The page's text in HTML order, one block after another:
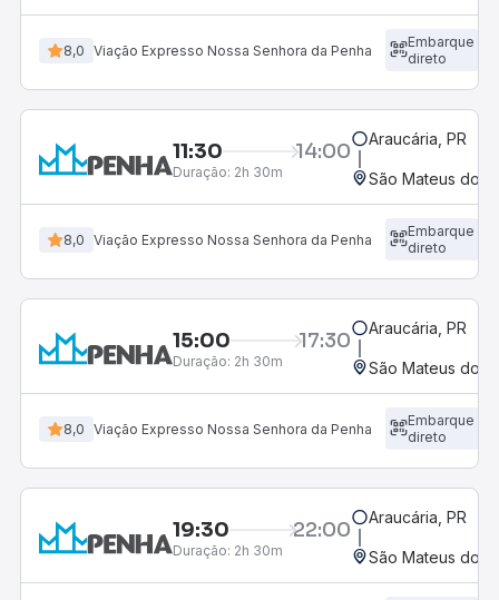
8,0 Viação Expresso Nossa Senhora da Penha
Embarque
direto
11:30 14:00
Duração: 2h 30m
Araucária, PR
São Mateus do
8,0 Viação Expresso Nossa Senhora da Penha
Embarque
direto
15:00 17:30
Duração: 2h 30m
Araucária, PR
São Mateus do
8,0 Viação Expresso Nossa Senhora da Penha
Embarque
direto
19:30 22:00
Duração: 2h 30m
Araucária, PR
São Mateus do